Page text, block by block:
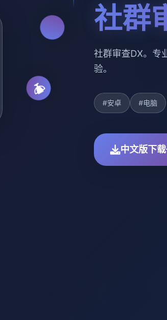
社群
社群审查DX。专
验。
#安卓 #电脑
中文版下载